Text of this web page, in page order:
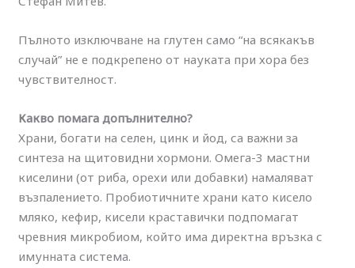
Пълното изключване на глутен само “на всякакъв
случай” не е подкрепено от науката при хора без
чувствителност.
Какво помага допълнително?
Храни, богати на селен, цинк и йод, са важни за
синтеза на щитовидни хормони. Омега-3 мастни
киселини (от риба, орехи или добавки) намаляват
възпалението. Пробиотичните храни като кисело
мляко, кефир, кисели краставички подпомагат
чревния микробиом, който има директна връзка с
имунната система.